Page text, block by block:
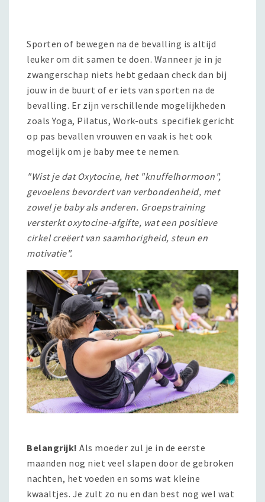
Sporten of bewegen na de bevalling is altijd
leuker om dit samen te doen. Wanneer je in je
zwangerschap niets hebt gedaan check dan bij
jouw in de buurt of er iets van sporten na de
bevalling. Er zijn verschillende mogelijkheden
zoals Yoga, Pilatus, Work-outs specifiek gericht
op pas bevallen vrouwen en vaak is het ook
mogelijk om je baby mee te nemen.
"Wist je dat Oxytocine, het "knuffelhormoon",
gevoelens bevordert van verbondenheid, met
zowel je baby als anderen. Groepstraining
versterkt oxytocine-afgifte, wat een positieve
cirkel creëert van saamhorigheid, steun en
motivatie".
Belangrijk! Als moeder zul je in de eerste
maanden nog niet veel slapen door de gebroken
nachten, het voeden en soms wat kleine
kwaaltjes. Je zult zo nu en dan best nog wel wat